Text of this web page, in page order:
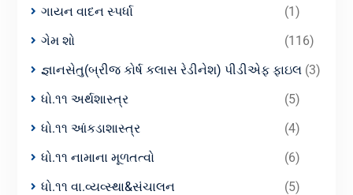
ગાયન વાદન સ્પર્ધા
(1)
ગેમ શો
(116)
જ્ઞાનસેતુ(બ્રીજ કોર્ષ કલાસ રેડીનેશ) પીડીએફ ફાઇલ(3)
ધો.૧૧ અર્થશાસ્ત્ર
(5)
ધો.૧૧ આંકડાશાસ્ત્ર
(4)
ધો.૧૧ નામાના મૂળતત્વો
(6)
ધો.૧૧ વા.વ્યવ્સ્થા&સંચાલન
(5)